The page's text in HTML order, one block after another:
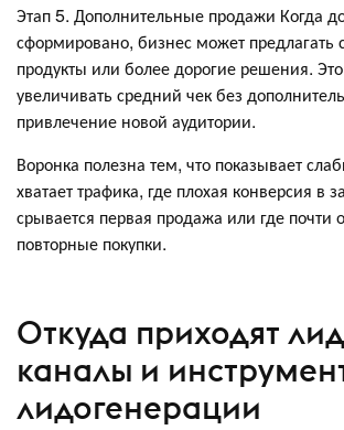
Этап 5. Дополнительные продажи Когда
сформировано, бизнес может предлагать
продукты или более дорогие решения.
увеличивать средний чек без
привлечение новой аудитории.
Воронка полезна тем, что показывает
хватает трафика, где плохая конверсия в
срывается первая продажа или где почти
повторные покупки.
Откуда приходят
каналы и
лидогенерации